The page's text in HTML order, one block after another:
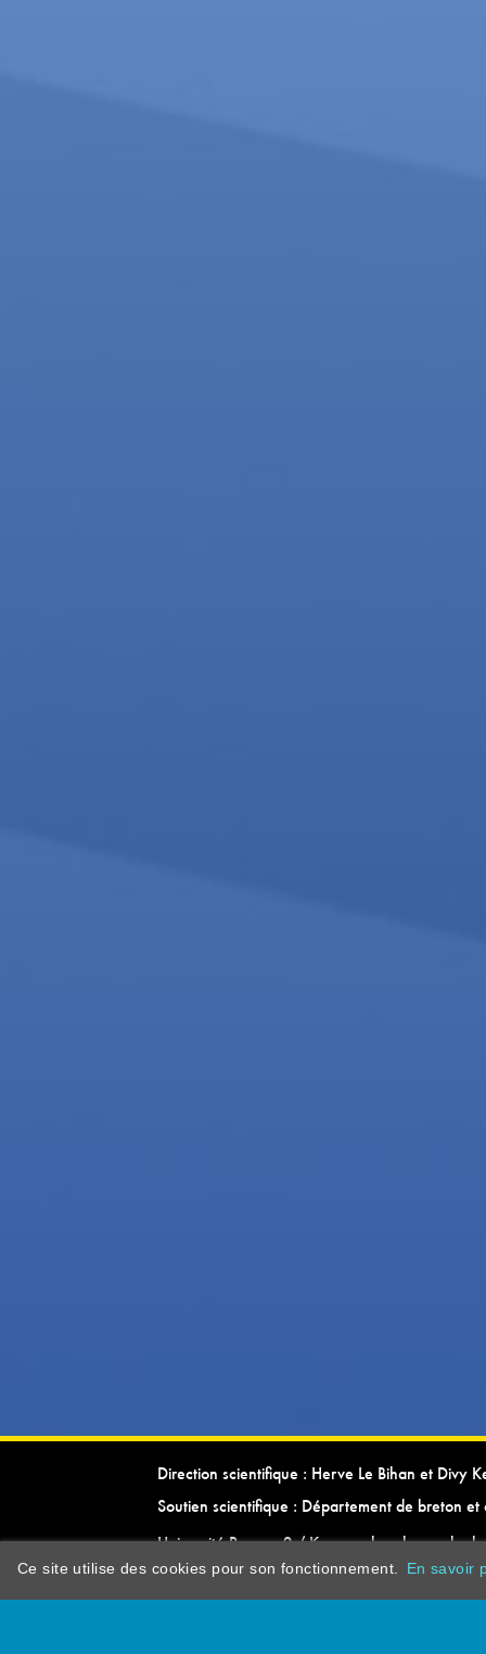
Direction scientifique : Herve Le Bihan et Divy
Soutien scientifique : Département de breton et
Université Rennes 2 / Kevrenn brezhoneg ha
Ce site utilise des cookies pour son fonctionnement. En savoir